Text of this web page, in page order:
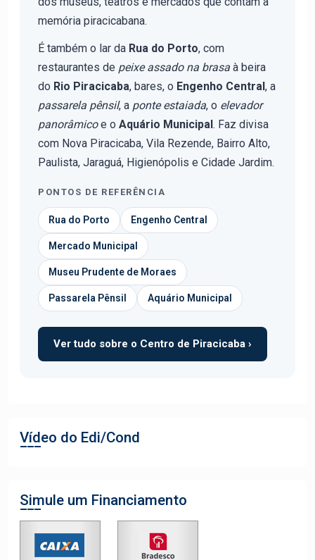
memória piracicabana.
É também o lar da Rua do Porto, com
restaurantes de peixe assado na brasa à beira
do Rio Piracicaba, bares, o Engenho Central, a
passarela pênsil, a ponte estaiada, o elevador
panorâmicoe o Aquário Municipal. Faz divisa
com Nova Piracicaba, Vila Rezende, Bairro Alto,
Paulista, Jaraguá, Higienópolis e Cidade Jardim.
PONTOS DE REFERÊNCIA
Rua do Porto Engenho Central
Mercado Municipal
Museu Prudente de Moraes
Passarela Pênsil Aquário Municipal
Ver tudo sobre o Centro de Piracicaba ›
Vídeo do Edi/Cond
Simule um Financiamento